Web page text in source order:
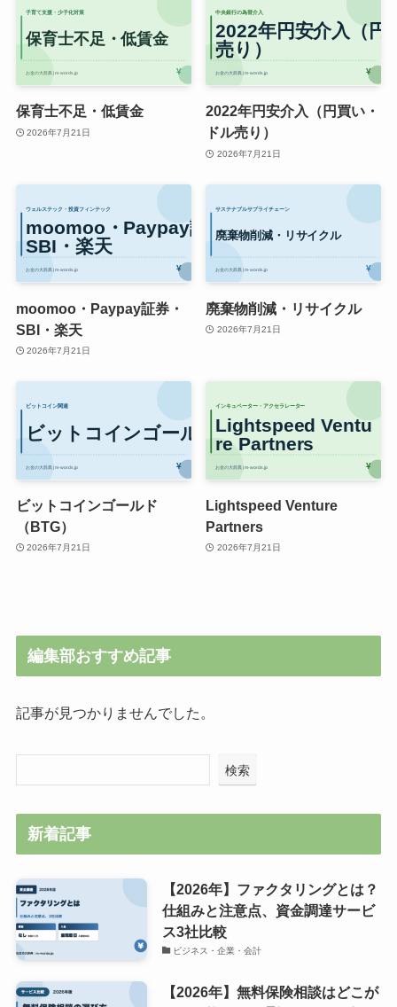
保育士不足・低賃金
2026年7月21日
2022年円安介入（円買い・
ドル売り）
2026年7月21日
moomoo・Paypay証券・
SBI・楽天
2026年7月21日
廃棄物削減・リサイクル
2026年7月21日
ビットコインゴールド
（BTG）
2026年7月21日
Lightspeed Venture
Partners
2026年7月21日
編集部おすすめ記事
記事が見つかりませんでした。
検索
新着記事
【2026年】ファクタリングとは？
仕組みと注意点、資金調達サービ
ス3社比較
ビジネス・企業・会計
【2026年】無料保険相談はどこが